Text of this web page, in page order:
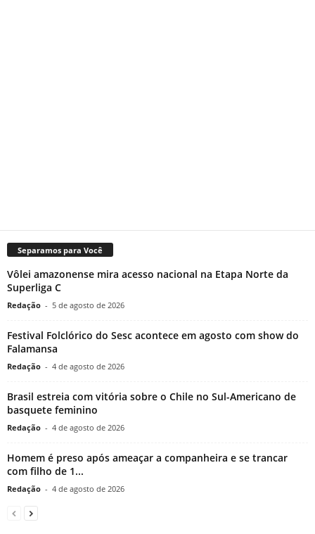
Separamos para Você
Vôlei amazonense mira acesso nacional na Etapa Norte da
Superliga C
Redação - 5 de agosto de 2026
Festival Folclórico do Sesc acontece em agosto com show do
Falamansa
Redação - 4 de agosto de 2026
Brasil estreia com vitória sobre o Chile no Sul-Americano de
basquete feminino
Redação - 4 de agosto de 2026
Homem é preso após ameaçar a companheira e se trancar
com filho de 1...
Redação - 4 de agosto de 2026